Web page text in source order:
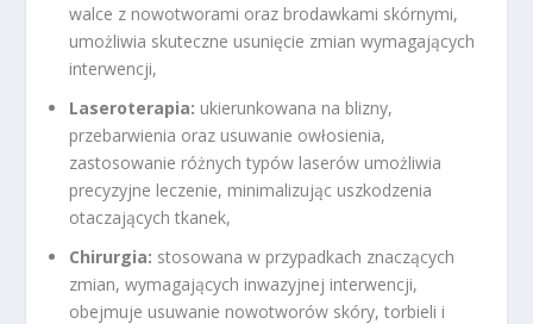
walce z nowotworami oraz brodawkami skórnymi,
umożliwia skuteczne usunięcie zmian wymagających
interwencji,
Laseroterapia: ukierunkowana na blizny,
przebarwienia oraz usuwanie owłosienia,
zastosowanie różnych typów laserów umożliwia
precyzyjne leczenie, minimalizując uszkodzenia
otaczających tkanek,
Chirurgia: stosowana w przypadkach znaczących
zmian, wymagających inwazyjnej interwencji,
obejmuje usuwanie nowotworów skóry, torbieli i